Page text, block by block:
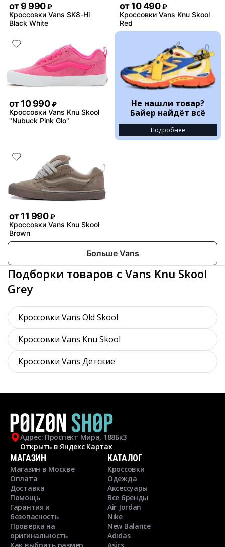
от9 990 ₽
Кроссовки Vans SK8-Hi
Black White
от10 490 ₽
Кроссовки Vans Knu Skool
Red
от10 990 ₽
Кроссовки Vans Knu Skool
"Nubuck Pink Glo"
Не нашли товар?
Байер найдёт всё
Подробнее
от11 990 ₽
Кроссовки Vans Knu Skool
Brown
Больше Vans
Подборки товаров с Vans Knu Skool
Grey
Кроссовки Vans Old Skool
Кроссовки Vans Knu Skool
Кроссовки Vans Детские
Адрес: Проспект Мира, 188Бк3
Открыть в Яндекс Картах
МАГАЗИН
Магазин в Москве
Оплата
Доставка
Помощь
Гарантия и
безопасность
Проверка на
оригинальность
КАТАЛОГ
Кроссовки
Одежда
Аксессуары
Все бренды
Air Jordan
Nike
New Balance
Adidas